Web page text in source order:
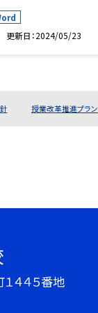
更新日 2024/05/23
授業改革推進プラン
４４５番地